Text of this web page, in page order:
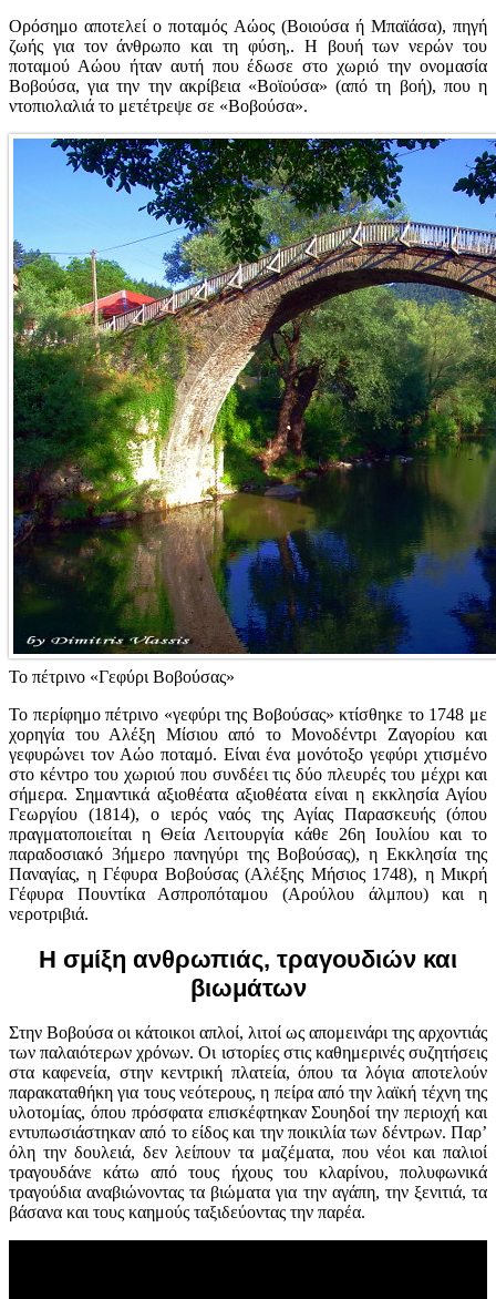
Ορόσημο αποτελεί ο ποταμός Aώος (Βοιούσα ή Μπαϊάσα), πηγή
ζωής για τον άνθρωπο και τη φύση,. Η βουή των νερών του
ποταμού Αώου ήταν αυτή που έδωσε στο χωριό την ονομασία
Βοβούσα, για την την ακρίβεια «Βοϊούσα» (από τη βοή), που η
ντοπιολαλιά το μετέτρεψε σε «Βοβούσα».
Το πέτρινο «Γεφύρι Βοβούσας»
Το περίφημο πέτρινο «γεφύρι της Βοβούσας» κτίσθηκε το 1748 με
χορηγία του Αλέξη Μίσιου από το Μονοδέντρι Ζαγορίου και
γεφυρώνει τον Αώο ποταμό. Είναι ένα μονότοξο γεφύρι χτισμένο
στο κέντρο του χωριού που συνδέει τις δύο πλευρές του μέχρι και
σήμερα. Σημαντικά αξιοθέατα αξιοθέατα είναι η εκκλησία Αγίου
Γεωργίου (1814), ο ιερός ναός της Αγίας Παρασκευής (όπου
πραγματοποιείται η Θεία Λειτουργία κάθε 26η Ιουλίου και το
παραδοσιακό 3ήμερο πανηγύρι της Βοβούσας), η Εκκλησία της
Παναγίας, η Γέφυρα Βοβούσας (Αλέξης Μήσιος 1748), η Μικρή
Γέφυρα Πουντίκα Ασπροπόταμου (Αρούλου άλμπου) και η
νεροτριβιά.
Η σμίξη ανθρωπιάς, τραγουδιών και
βιωμάτων
Στην Βοβούσα οι κάτοικοι απλοί, λιτοί ως απομεινάρι της αρχοντιάς
των παλαιότερων χρόνων. Οι ιστορίες στις καθημερινές συζητήσεις
στα καφενεία, στην κεντρική πλατεία, όπου τα λόγια αποτελούν
παρακαταθήκη για τους νεότερους, η πείρα από την λαϊκή τέχνη της
υλοτομίας, όπου πρόσφατα επισκέφτηκαν Σουηδοί την περιοχή και
εντυπωσιάστηκαν από το είδος και την ποικιλία των δέντρων. Παρ’
όλη την δουλειά, δεν λείπουν τα μαζέματα, που νέοι και παλιοί
τραγουδάνε κάτω από τους ήχους του κλαρίνου, πολυφωνικά
τραγούδια αναβιώνοντας τα βιώματα για την αγάπη, την ξενιτιά, τα
βάσανα και τους καημούς ταξιδεύοντας την παρέα.